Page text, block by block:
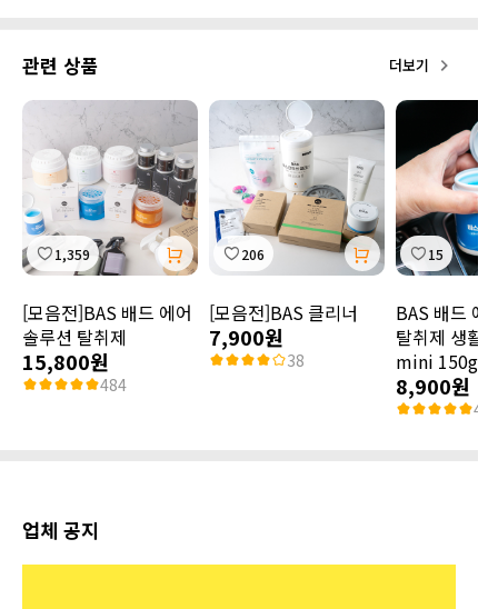
관련 상품 더보기
1,359
[모음전]BAS 배드 에어
솔루션 탈취제
15,800원
484
206
[모음전]BAS 클리너
7,900원
38
15
BAS 배드
탈취제 생
mini 150g
8,900원
업체 공지